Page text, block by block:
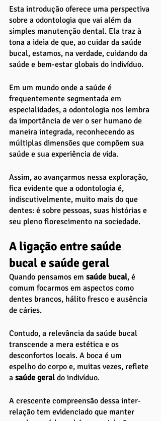
Esta introdução oferece uma perspectiva
sobre a odontologia que vai além da
simples manutenção dental. Ela traz à
tona a ideia de que, ao cuidar da saúde
bucal, estamos, na verdade, cuidando da
saúde e bem-estar globais do indivíduo.
Em um mundo onde a saúde é
frequentemente segmentada em
especialidades, a odontologia nos lembra
da importância de ver o ser humano de
maneira integrada, reconhecendo as
múltiplas dimensões que compõem sua
saúde e sua experiência de vida.
Assim, ao avançarmos nessa exploração,
fica evidente que a odontologia é,
indiscutivelmente, muito mais do que
dentes: é sobre pessoas, suas histórias e
seu pleno florescimento na sociedade.
A ligação entre saúde
bucal e saúde geral
Quando pensamos em saúde bucal, é
comum focarmos em aspectos como
dentes brancos, hálito fresco e ausência
de cáries.
Contudo, a relevância da saúde bucal
transcende a mera estética e os
desconfortos locais. A boca é um
espelho do corpo e, muitas vezes, reflete
a saúde geral do indivíduo.
A crescente compreensão dessa inter-
relação tem evidenciado que manter